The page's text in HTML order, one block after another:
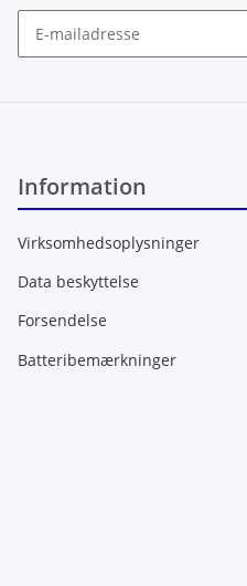
Information
Virksomhedsoplysninger
Data beskyttelse
Forsendelse
Batteribemærkninger